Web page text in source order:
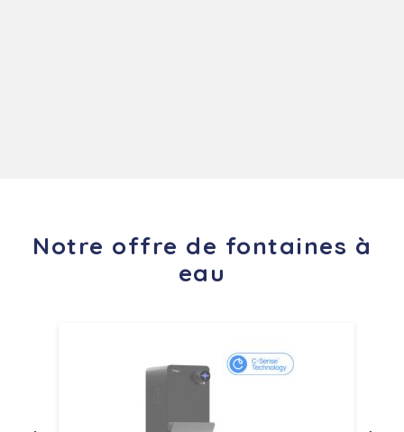
Notre offre de fontaines à
eau